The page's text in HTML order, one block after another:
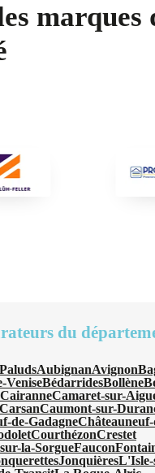
marques
du
AubignanAvignon
VeniseBédarridesBollène
CairanneCamaret-sur-
CarsanCaumont-sur-
de-Gadagne
CourthézonCrestet
la-SorgueFaucon
JonquièresL'Isle-